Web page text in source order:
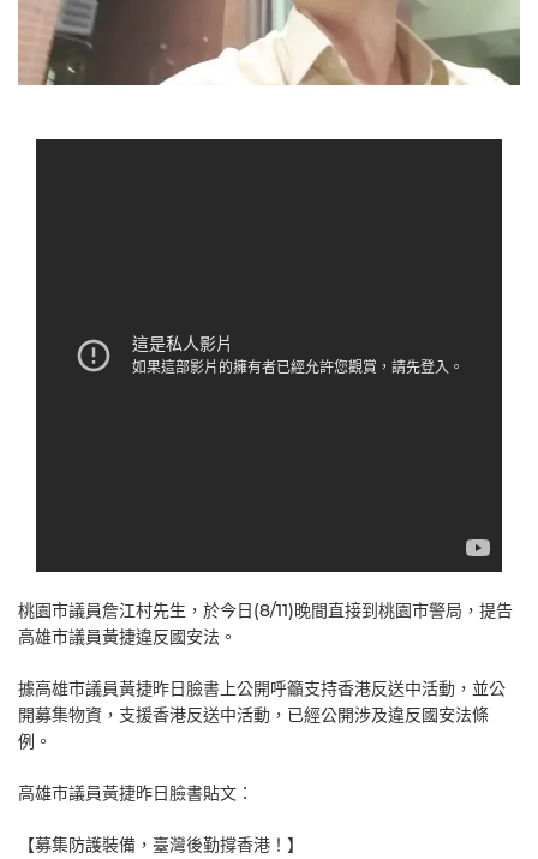
桃園市議員詹江村先生，於今日(8/11)晚間直接到桃園市警局，提告
高雄市議員黃捷違反國安法。
據高雄市議員黃捷昨日臉書上公開呼籲支持香港反送中活動，並公
開募集物資，支援香港反送中活動，已經公開涉及違反國安法條
例。
高雄市議員黃捷昨日臉書貼文：
【募集防護裝備，臺灣後勤撐香港！】